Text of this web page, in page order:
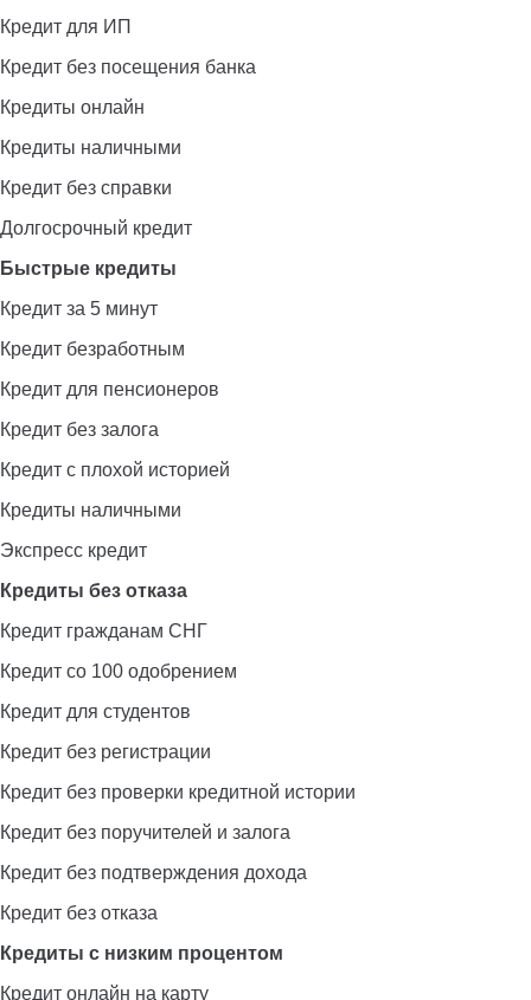
Кредит для ИП
Кредит без посещения банка
Кредиты онлайн
Кредиты наличными
Кредит без справки
Долгосрочный кредит
Быстрые кредиты
Кредит за 5 минут
Кредит безработным
Кредит для пенсионеров
Кредит без залога
Кредит с плохой историей
Кредиты наличными
Экспресс кредит
Кредиты без отказа
Кредит гражданам СНГ
Кредит со 100 одобрением
Кредит для студентов
Кредит без регистрации
Кредит без проверки кредитной истории
Кредит без поручителей и залога
Кредит без подтверждения дохода
Кредит без отказа
Кредиты с низким процентом
Кредит онлайн на карту